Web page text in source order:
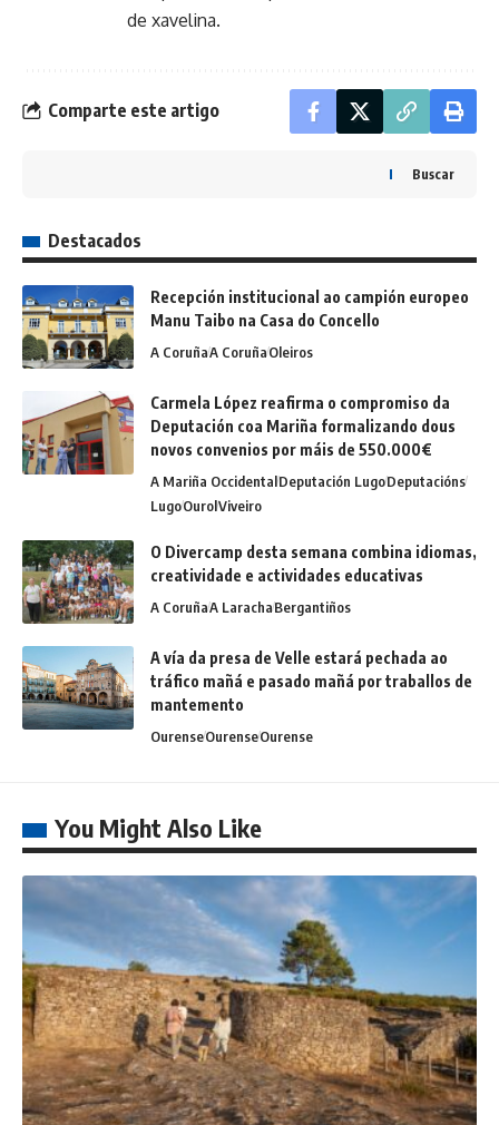
de xavelina.
Comparte este artigo
Buscar
Destacados
Recepción institucional ao campión europeo
Manu Taibo na Casa do Concello
A CoruñaA CoruñaOleiros
Carmela López reafirma o compromiso da
Deputación coa Mariña formalizando dous
novos convenios por máis de 550.000€
A Mariña OccidentalDeputación LugoDeputacións
LugoOurolViveiro
O Divercamp desta semana combina idiomas,
creatividade e actividades educativas
A CoruñaA LarachaBergantiños
A vía da presa de Velle estará pechada ao
tráfico mañá e pasado mañá por traballos de
mantemento
OurenseOurenseOurense
You Might Also Like